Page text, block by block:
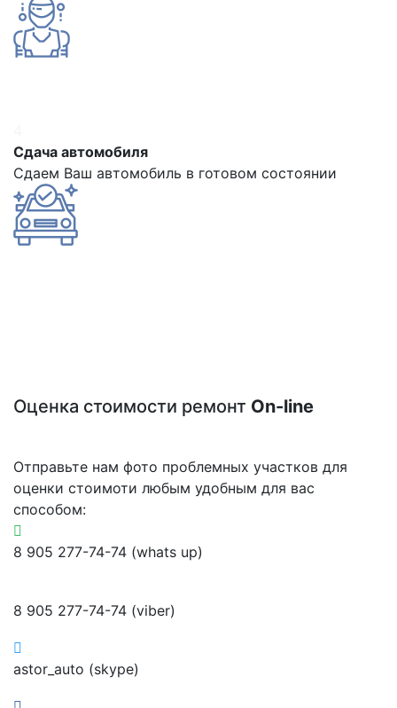
Сдача автомобиля
Сдаем Ваш автомобиль в готовом состоянии
Оценка стоимости ремонт On-line
Отправьте нам фото проблемных участков для
оценки стоимоти любым удобным для вас
способом:
8 905 277-74-74 (whats up)
8 905 277-74-74 (viber)
astor_auto (skype)